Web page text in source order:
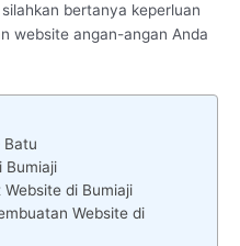
bertanya keperluan
website angan-angan Anda
Batu
Bumiaji
di Bumiaji
Website di